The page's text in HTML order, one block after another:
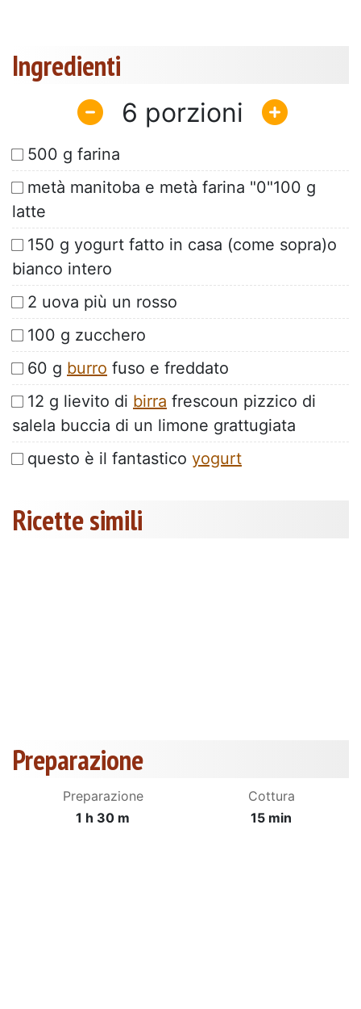
Ingredienti
6
500 g farina
metà manitoba e metà farina "0"100 g
latte
150 g yogurt fatto in casa (come sopra)o
bianco intero
2 uova più un rosso
100 g zucchero
60 g burro fuso e freddato
12 g lievito di birra frescoun pizzico di
salela buccia di un limone grattugiata
questo è il fantastico yogurt
Ricette simili
Preparazione
Preparazione
1 h 30 m
Cottura
15 min